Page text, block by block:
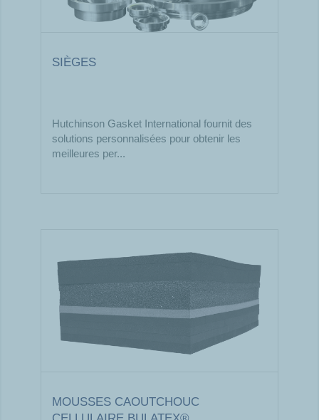
SIÈGES
Hutchinson Gasket International fournit des
solutions personnalisées pour obtenir les
meilleures per...
MOUSSES CAOUTCHOUC